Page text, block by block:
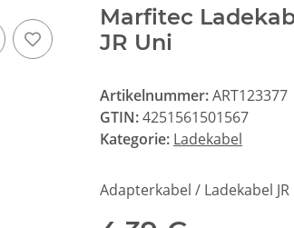
Marfitec
JR Uni
Artikelnummer:ART123377
GTIN:4251561501567
Kategorie: Ladekabel
Adapterkabel / Ladekabel JR